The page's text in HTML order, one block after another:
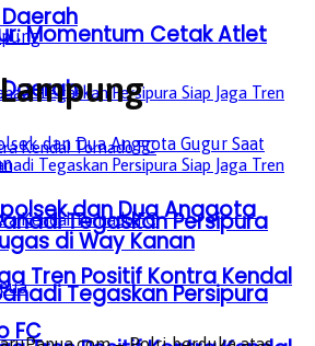
Tegaskan Persipura
Tren Positif Kontra Kendal
FC
Momentum Cetak Atlet
Tegaskan Persipura
dan Dua Anggota
di Way Kanan